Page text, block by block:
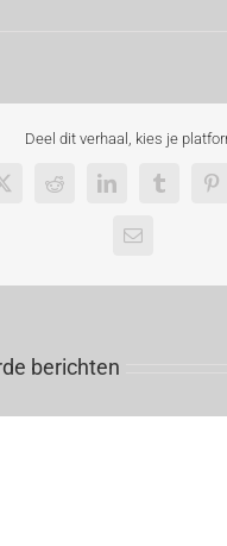
Deel dit verhaal, kies je
X RedditLinkedInTumblr
E-
berichten